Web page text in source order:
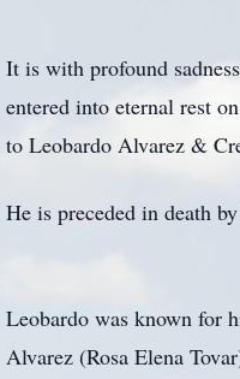
It is with profound
entered into eternal rest
to Leobardo Alvarez &
He is preceded in death
Leobardo was known for
Alvarez (Rosa Elena